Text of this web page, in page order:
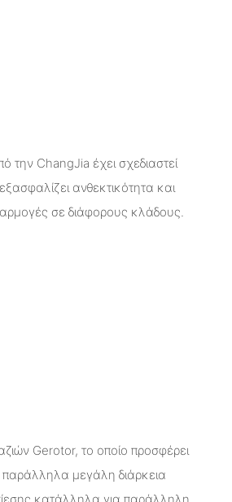
την ChangJia έχει σχεδιαστεί
ανθεκτικότητα και
σε διάφορους κλάδους.
Gerotor, το οποίο προσφέρει
μεγάλη διάρκεια